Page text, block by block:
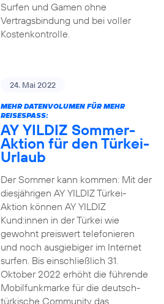
Surfen und Gamen ohne
Vertragsbindung und bei voller
Kostenkontrolle.
24. Mai 2022
MEHR DATENVOLUMEN FÜR MEHR
REISESPASS:
AY YILDIZ Sommer-
Aktion für den Türkei-
Urlaub
Der Sommer kann kommen: Mit der
diesjährigen AY YILDIZ Türkei-
Aktion können AY YILDIZ
Kund:innen in der Türkei wie
gewohnt preiswert telefonieren
und noch ausgiebiger im Internet
surfen. Bis einschließlich 31.
Oktober 2022 erhöht die führende
Mobilfunkmarke für die deutsch-
türkische Community das